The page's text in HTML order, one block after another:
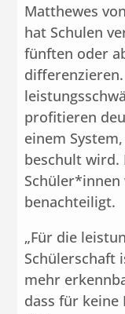
Matthewes
hat Schulen
fünften oder
profitieren
einem
beschult wird.
Schüler*innen
benachteiligt.
„Für die
Schülerschaft
mehr
dass für keine